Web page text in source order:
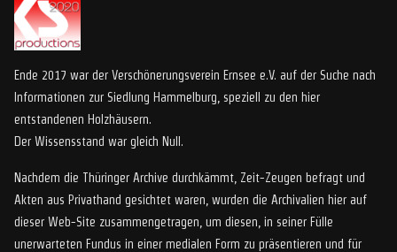
Ende 2017 war der Verschönerungsverein Ernsee e.V. auf der Suche nach
Informationen zur Siedlung Hammelburg, speziell zu den hier
entstandenen Holzhäusern.
Der Wissensstand war gleich Null.
Nachdem die Thüringer Archive durchkämmt, Zeit-Zeugen befragt und
Akten aus Privathand gesichtet waren, wurden die Archivalien hier auf
dieser Web-Site zusammengetragen, um diesen, in seiner Fülle
unerwarteten Fundus in einer medialen Form zu präsentieren und für